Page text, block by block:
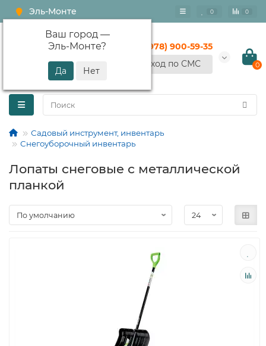
Эль-Монте
Ваш город —
Эль-Монте?
0 0
+7 (978) 900-59-35
Вход по СМС
0
Садовый инструмент, инвентарь
Снегоуборочный инвентарь
Лопаты снеговые с металлической
планкой